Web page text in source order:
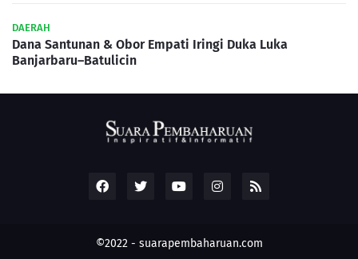
DAERAH
Dana Santunan & Obor Empati Iringi Duka Luka
Banjarbaru–Batulicin
©2022 - suarapembaharuan.com